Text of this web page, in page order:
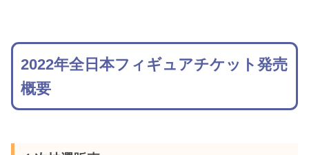
2022年全日本フィギュアチケット発売
概要